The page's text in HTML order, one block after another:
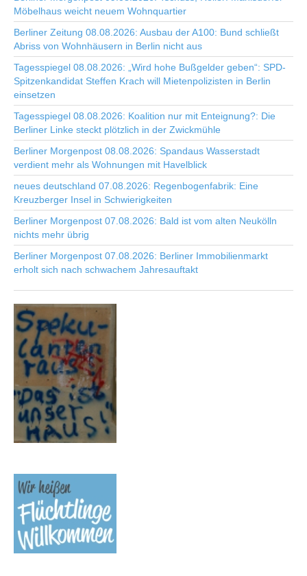
Möbelhaus weicht neuem Wohnquartier
Berliner Zeitung 08.08.2026: Ausbau der A100: Bund schließt
Abriss von Wohnhäusern in Berlin nicht aus
Tagesspiegel 08.08.2026: „Wird hohe Bußgelder geben“: SPD-
Spitzenkandidat Steffen Krach will Mietenpolizisten in Berlin
einsetzen
Tagesspiegel 08.08.2026: Koalition nur mit Enteignung?: Die
Berliner Linke steckt plötzlich in der Zwickmühle
Berliner Morgenpost 08.08.2026: Spandaus Wasserstadt
verdient mehr als Wohnungen mit Havelblick
neues deutschland 07.08.2026: Regenbogenfabrik: Eine
Kreuzberger Insel in Schwierigkeiten
Berliner Morgenpost 07.08.2026: Bald ist vom alten Neukölln
nichts mehr übrig
Berliner Morgenpost 07.08.2026: Berliner Immobilienmarkt
erholt sich nach schwachem Jahresauftakt